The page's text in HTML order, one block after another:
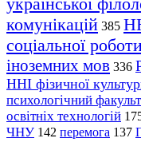
комунікацій 385
соціальної
іноземних мов 336
ННІ фізичної
психологічний
освітніх технологій
ЧНУ 142 перемога 137